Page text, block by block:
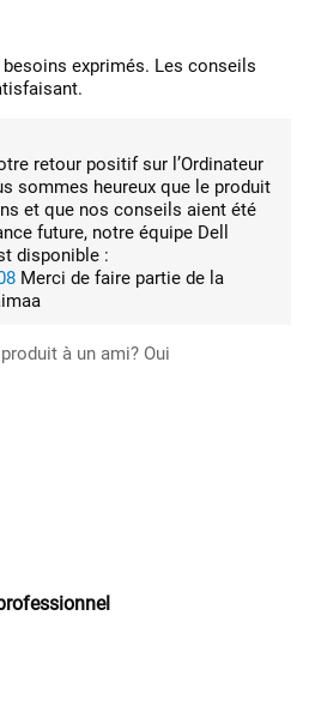
exprimés. Les conseils
retour positif sur l’Ordinateur
sommes heureux que le produit
et que nos conseils aient été
future, notre équipe Dell
disponible :
Merci de faire partie de la
à un ami? Oui